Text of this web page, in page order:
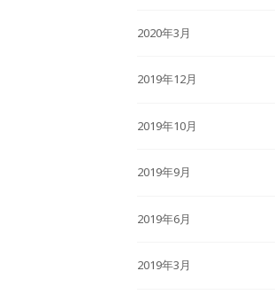
2020年3月
2019年12月
2019年10月
2019年9月
2019年6月
2019年3月